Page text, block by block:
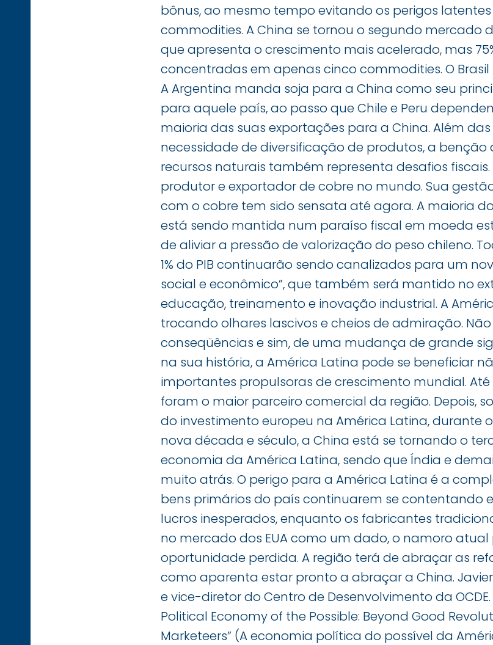
bônus, ao mesmo tempo evitando os perigos
commodities. A China se tornou o segundo mercado
que apresenta o crescimento mais acelerado, mas
concentradas em apenas cinco commodities. O
A Argentina manda soja para a China como seu
para aquele país, ao passo que Chile e Peru
maioria das suas exportações para a China. Além
necessidade de diversificação de produtos, a benção
recursos naturais também representa desafios fiscais.
produtor e exportador de cobre no mundo. Sua
com o cobre tem sido sensata até agora. A maioria
está sendo mantida num paraíso fiscal em moeda
de aliviar a pressão de valorização do peso chileno.
1% do PIB continuarão sendo canalizados para um
social e econômico”, que também será mantido no
educação, treinamento e inovação industrial. A
trocando olhares lascivos e cheios de admiração.
conseqüências e sim, de uma mudança de grande
na sua história, a América Latina pode se beneficiar
importantes propulsoras de crescimento mundial. Até
foram o maior parceiro comercial da região. Depois,
do investimento europeu na América Latina, durante
nova década e século, a China está se tornando o
economia da América Latina, sendo que Índia e
muito atrás. O perigo para a América Latina é a
bens primários do país continuarem se contentando
lucros inesperados, enquanto os fabricantes
no mercado dos EUA como um dado, o namoro
oportunidade perdida. A região terá de abraçar as
como aparenta estar pronto a abraçar a China.
e vice-diretor do Centro de Desenvolvimento da OCDE.
Political Economy of the Possible: Beyond Good
Marketeers” (A economia política do possível da